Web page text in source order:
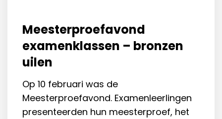
Meesterproefavond
examenklassen – bronzen
uilen
Op 10 februari was de
Meesterproefavond. Examenleerlingen
presenteerden hun meesterproef, het